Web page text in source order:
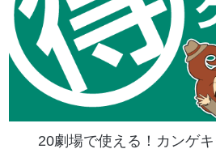
20劇場で使える！カンゲ